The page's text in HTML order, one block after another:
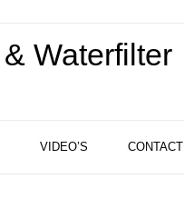
Waterfilter
VIDEO’S CONTACT